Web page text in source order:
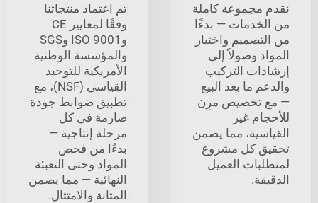
كاملة
— بدءًا
واختيار
وصولاً إلى
التركيب
ما بعد البيع
تخصيص مرِن
غير
مما يضمن
كل مشروع
العميل
تم اعتماد منتجاتنا
وفقًا لمعايير CE
وISO 9001 وSGS
والمؤسسة الوطنية
الأمريكية للتوحيد
القياسي (NSF)، مع
تطبيق ضوابط جودة
صارمة في كل
مرحلة إنتاجية —
بدءًا من فحص
المواد وحتى التعبئة
النهائية — مما يضمن
المتانة والامتثال.